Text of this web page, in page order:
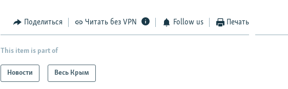
Поделиться Читать без VPN Follow us Печать
This item is part of
Новости Весь Крым